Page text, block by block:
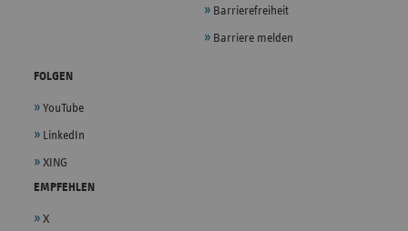
Barrierefreiheit
Barriere melden
FOLGEN
YouTube
LinkedIn
XING
EMPFEHLEN
X